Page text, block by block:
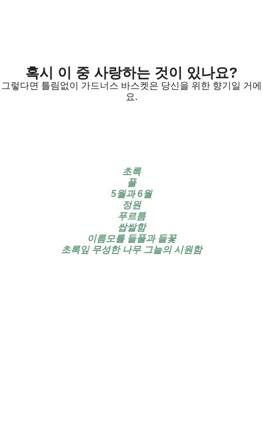
혹시 이 중 사랑하는 것이 있나요?
그렇다면 틀림없이 가드너스 바스켓은 당신을 위한 향기일 거에
요.
초록
풀
5월과 6월
정원
푸르름
쌉쌀함
이름모를 들풀과 들꽃
초록잎 무성한 나무 그늘의 시원함